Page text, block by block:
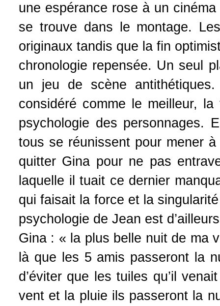
une espérance rose à un
se trouve dans le montage.
originaux tandis que la fin
chronologie repensée. Un seul
un jeu de scène antithétiques.
considéré comme le meilleur,
psychologie des personnages.
tous se réunissent pour mener
quitter Gina pour ne pas
laquelle il tuait ce dernier
qui faisait la force et la
psychologie de Jean est
Gina : « la plus belle nuit de ma
là que les 5 amis passeront la
d’éviter que les tuiles qu’il
vent et la pluie ils passeront la